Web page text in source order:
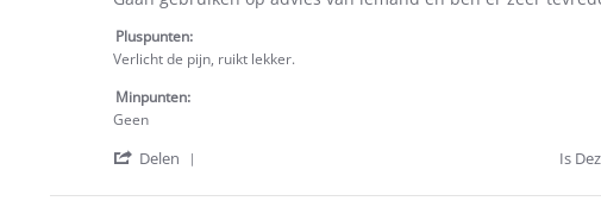
Carin
W.
3
May
Geweldige
pijnstiller
Pluspunten:
Verlicht de pijn, ruikt lekker.
Minpunten:
Geen
Delen
Review
Is